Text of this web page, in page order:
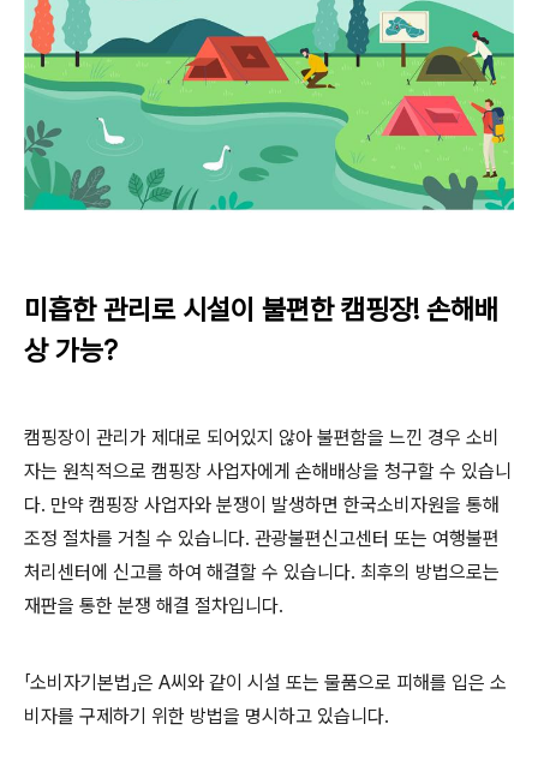
미흡한 관리로 시설이 불편한 캠핑장! 손해배
상 가능?
캠핑장이 관리가 제대로 되어있지 않아 불편함을 느낀 경우 소비
자는 원칙적으로 캠핑장 사업자에게 손해배상을 청구할 수 있습니
다. 만약 캠핑장 사업자와 분쟁이 발생하면 한국소비자원을 통해
조정 절차를 거칠 수 있습니다. 관광불편신고센터 또는 여행불편
처리센터에 신고를 하여 해결할 수 있습니다. 최후의 방법으로는
재판을 통한 분쟁 해결 절차입니다.
「소비자기본법 」은 A씨와 같이 시설 또는 물품으로 피해를 입은 소
비자를 구제하기 위한 방법을 명시하고 있습니다.